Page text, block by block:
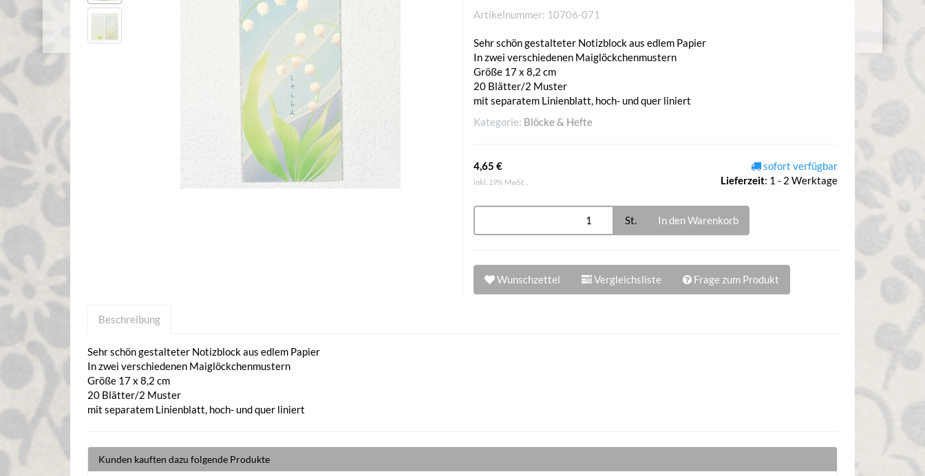
Artikelnummer: 10706-071
Sehr schön gestalteter Notizblock aus edlem Papier
In zwei verschiedenen Maiglöckchenmustern
Größe 17 x 8,2 cm
20 Blätter/2 Muster
mit separatem Linienblatt, hoch- und quer liniert
Kategorie: Blöcke & Hefte
4,65 €
inkl. 19% MwSt. ,
sofort verfügbar
Lieferzeit: 1 - 2 Werktage
St. In den Warenkorb
Wunschzettel Vergleichsliste Frage zum Produkt
Beschreibung
Sehr schön gestalteter Notizblock aus edlem Papier
In zwei verschiedenen Maiglöckchenmustern
Größe 17 x 8,2 cm
20 Blätter/2 Muster
mit separatem Linienblatt, hoch- und quer liniert
Kunden kauften dazu folgende Produkte